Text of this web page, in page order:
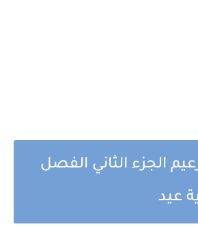
الجزء الثاني الفصل
عيد